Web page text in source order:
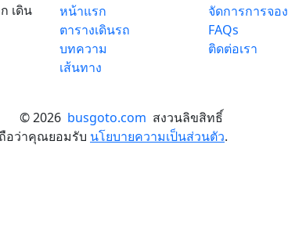
เดิน
หน้าแรก
ตารางเดินรถ
บทความ
เส้นทาง
จัดการการจอง
FAQs
ติดต่อเรา
© 2026 busgoto.com สงวนลิขสิทธิ์
อว่าคุณยอมรับ นโยบายความเป็นส่วนตัว.